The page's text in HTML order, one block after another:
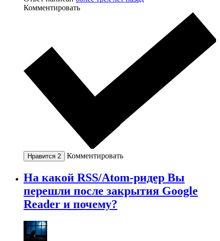
Комментировать
Нравится 2 Комментировать
На какой RSS/Atom-ридер Вы
перешли после закрытия Google
Reader и почему?